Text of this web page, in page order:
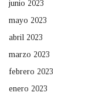
junio 2023
mayo 2023
abril 2023
marzo 2023
febrero 2023
enero 2023